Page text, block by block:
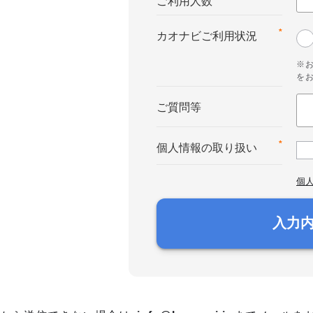
*
カオナビご利用状況
※お
を
ご質問等
*
個人情報の取り扱い
個
入力